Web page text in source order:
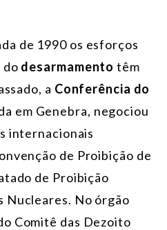
de 1990 os esforços
do desarmamento têm
a Conferência do
em Genebra, negociou
internacionais
de Proibição de
de Proibição
Nucleares. No órgão
Comitê das Dezoito